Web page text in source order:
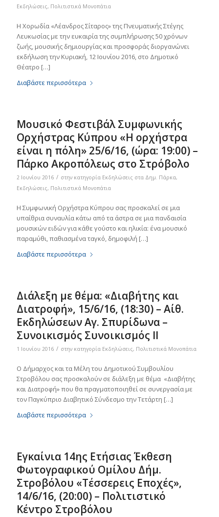
Εκδηλώσεις, Πολιτιστικά Μονοπάτια
Η Χορωδία «Λέανδρος Σίταρος» της Πνευματικής Στέγης
Λευκωσίας με την ευκαιρία της συμπλήρωσης 50 χρόνων
ζωής, μουσικής δημιουργίας και προσφοράς διοργανώνει
εκδήλωση την Κυριακή, 12 Ιουνίου 2016, στο Δημοτικό
Θέατρο […]
Διαβάστε περισσότερα
Μουσικό Φεστιβάλ Συμφωνικής
Ορχήστρας Κύπρου «Η ορχήστρα
είναι η πόλη» 25/6/16, (ώρα: 19:00) –
Πάρκο Ακροπόλεως στο Στρόβολο
2 Ιουνίου 2016 / στην κατηγορία Eκδηλώσεις στα Δημ. Πάρκα,
Εκδηλώσεις, Πολιτιστικά Μονοπάτια
Η Συμφωνική Ορχήστρα Κύπρου σας προσκαλεί σε μια
υπαίθρια συναυλία κάτω από τα άστρα σε μια πανδαισία
μουσικών ειδών για κάθε γούστο και ηλικία: ένα μουσικό
παραμύθι, παθιασμένα ταγκό, δημοφιλή […]
Διαβάστε περισσότερα
Διάλεξη με θέμα: «Διαβήτης και
Διατροφή», 15/6/16, (18:30) – Αίθ.
Εκδηλώσεων Αγ. Σπυρίδωνα –
Συνοικισμός Συνοικισμός ΙΙ
1 Ιουνίου 2016 / στην κατηγορία Εκδηλώσεις, Πολιτιστικά Μονοπάτια
Ο Δήμαρχος και τα Μέλη του Δημοτικού Συμβουλίου
Στροβόλου σας προσκαλούν σε διάλεξη με θέμα «Διαβήτης
και Διατροφή» που θα πραγματοποιηθεί σε συνεργασία με
τον Παγκύπριο Διαβητικό Σύνδεσμο την Τετάρτη […]
Διαβάστε περισσότερα
Eγκαίνια 14ης Ετήσιας Έκθεση
Φωτογραφικού Ομίλου Δήμ.
Στροβόλου «Τέσσερεις Εποχές»,
14/6/16, (20:00) – Πολιτιστικό
Κέντρο Στροβόλου